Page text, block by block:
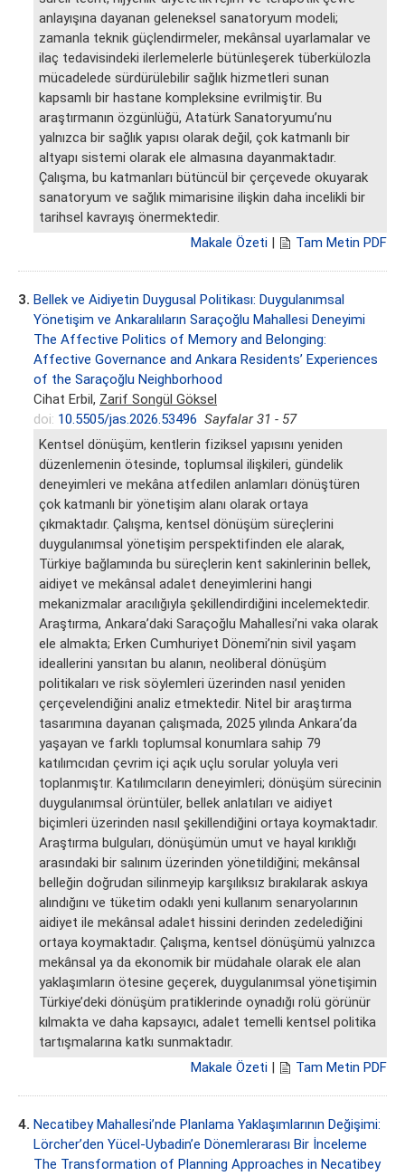
anlayışına dayanan geleneksel sanatoryum modeli;
zamanla teknik güçlendirmeler, mekânsal uyarlamalar ve
ilaç tedavisindeki ilerlemelerle bütünleşerek tüberkülozla
mücadelede sürdürülebilir sağlık hizmetleri sunan
kapsamlı bir hastane kompleksine evrilmiştir. Bu
araştırmanın özgünlüğü, Atatürk Sanatoryumu’nu
yalnızca bir sağlık yapısı olarak değil, çok katmanlı bir
altyapı sistemi olarak ele almasına dayanmaktadır.
Çalışma, bu katmanları bütüncül bir çerçevede okuyarak
sanatoryum ve sağlık mimarisine ilişkin daha incelikli bir
tarihsel kavrayış önermektedir.
Makale Özeti | Tam Metin PDF
3. Bellek ve Aidiyetin Duygusal Politikası: Duygulanımsal
Yönetişim ve Ankaralıların Saraçoğlu Mahallesi Deneyimi
The Affective Politics of Memory and Belonging:
Affective Governance and Ankara Residents’ Experiences
of the Saraçoğlu Neighborhood
Cihat Erbil, Zarif Songül Göksel
doi: 10.5505/jas.2026.53496 Sayfalar 31 - 57
Kentsel dönüşüm, kentlerin fiziksel yapısını yeniden
düzenlemenin ötesinde, toplumsal ilişkileri, gündelik
deneyimleri ve mekâna atfedilen anlamları dönüştüren
çok katmanlı bir yönetişim alanı olarak ortaya
çıkmaktadır. Çalışma, kentsel dönüşüm süreçlerini
duygulanımsal yönetişim perspektifinden ele alarak,
Türkiye bağlamında bu süreçlerin kent sakinlerinin bellek,
aidiyet ve mekânsal adalet deneyimlerini hangi
mekanizmalar aracılığıyla şekillendirdiğini incelemektedir.
Araştırma, Ankara’daki Saraçoğlu Mahallesi’ni vaka olarak
ele almakta; Erken Cumhuriyet Dönemi’nin sivil yaşam
ideallerini yansıtan bu alanın, neoliberal dönüşüm
politikaları ve risk söylemleri üzerinden nasıl yeniden
çerçevelendiğini analiz etmektedir. Nitel bir araştırma
tasarımına dayanan çalışmada, 2025 yılında Ankara’da
yaşayan ve farklı toplumsal konumlara sahip 79
katılımcıdan çevrim içi açık uçlu sorular yoluyla veri
toplanmıştır. Katılımcıların deneyimleri; dönüşüm sürecinin
duygulanımsal örüntüler, bellek anlatıları ve aidiyet
biçimleri üzerinden nasıl şekillendiğini ortaya koymaktadır.
Araştırma bulguları, dönüşümün umut ve hayal kırıklığı
arasındaki bir salınım üzerinden yönetildiğini; mekânsal
belleğin doğrudan silinmeyip karşılıksız bırakılarak askıya
alındığını ve tüketim odaklı yeni kullanım senaryolarının
aidiyet ile mekânsal adalet hissini derinden zedelediğini
ortaya koymaktadır. Çalışma, kentsel dönüşümü yalnızca
mekânsal ya da ekonomik bir müdahale olarak ele alan
yaklaşımların ötesine geçerek, duygulanımsal yönetişimin
Türkiye’deki dönüşüm pratiklerinde oynadığı rolü görünür
kılmakta ve daha kapsayıcı, adalet temelli kentsel politika
tartışmalarına katkı sunmaktadır.
Makale Özeti | Tam Metin PDF
4. Necatibey Mahallesi’nde Planlama Yaklaşımlarının Değişimi:
Lörcher’den Yücel-Uybadin’e Dönemlerarası Bir İnceleme
The Transformation of Planning Approaches in Necatibey